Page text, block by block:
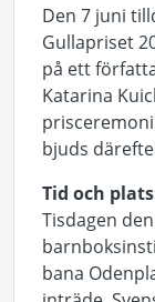
Den 7 juni
Gullapriset
på ett
Katarina
bjuds
Tid och
Tisdagen
bana